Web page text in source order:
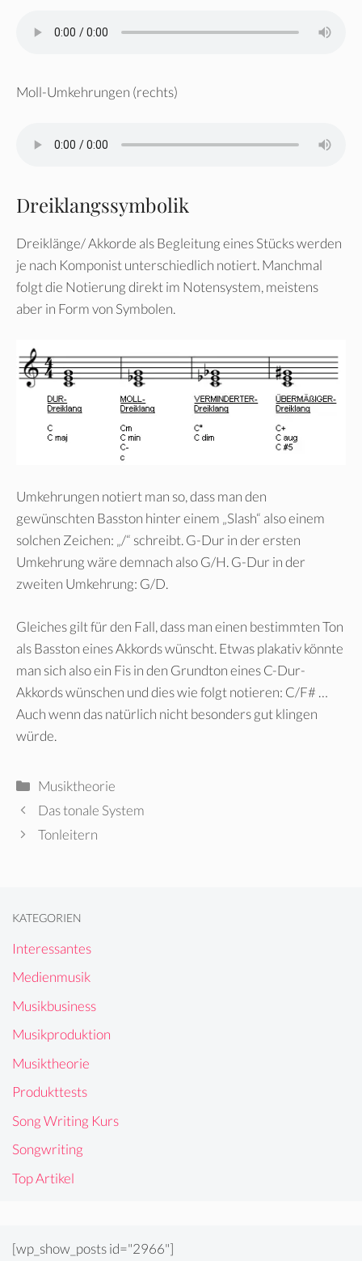
Moll-Umkehrungen (rechts)
Dreiklangssymbolik
Dreiklänge/ Akkorde als Begleitung eines Stücks werden
je nach Komponist unterschiedlich notiert. Manchmal
folgt die Notierung direkt im Notensystem, meistens
aber in Form von Symbolen.
Umkehrungen notiert man so, dass man den
gewünschten Basston hinter einem „Slash“ also einem
solchen Zeichen: „/“ schreibt. G-Dur in der ersten
Umkehrung wäre demnach also G/H. G-Dur in der
zweiten Umkehrung: G/D.
Gleiches gilt für den Fall, dass man einen bestimmten Ton
als Basston eines Akkords wünscht. Etwas plakativ könnte
man sich also ein Fis in den Grundton eines C-Dur-
Akkords wünschen und dies wie folgt notieren: C/F# …
Auch wenn das natürlich nicht besonders gut klingen
würde.
Kategorien
Musiktheorie
Das tonale System
Tonleitern
KATEGORIEN
Interessantes
Medienmusik
Musikbusiness
Musikproduktion
Musiktheorie
Produkttests
Song Writing Kurs
Songwriting
Top Artikel
[wp_show_posts id="2966"]